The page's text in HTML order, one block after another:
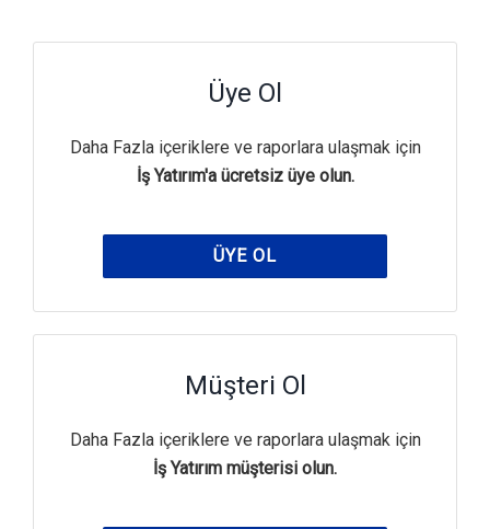
Üye Ol
Daha Fazla içeriklere ve raporlara ulaşmak için
İş Yatırım'a ücretsiz üye olun.
ÜYE OL
Müşteri Ol
Daha Fazla içeriklere ve raporlara ulaşmak için
İş Yatırım müşterisi olun.